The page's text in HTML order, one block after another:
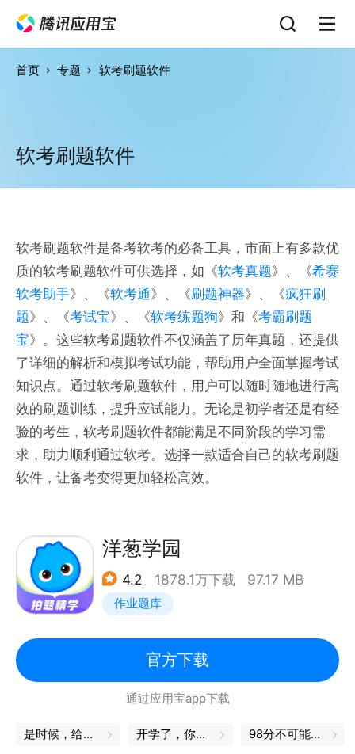
首页 专题 软考刷题软件
软考刷题软件
软考刷题软件是备考软考的必备工具，市面上有多款优
质的软考刷题软件可供选择，如《软考真题》、《希赛
软考助手》、《软考通》、《刷题神器》、《疯狂刷
题》、《考试宝》、《软考练题狗》和《考霸刷题
宝》。这些软考刷题软件不仅涵盖了历年真题，还提供
了详细的解析和模拟考试功能，帮助用户全面掌握考试
知识点。通过软考刷题软件，用户可以随时随地进行高
效的刷题训练，提升应试能力。无论是初学者还是有经
验的考生，软考刷题软件都能满足不同阶段的学习需
求，助力顺利通过软考。选择一款适合自己的软考刷题
软件，让备考变得更加轻松高效。
洋葱学园
4.2 1878.1万下载 97.17 MB
作业题库
官方下载
通过应用宝app下载
是时候，给自己充充电了 开学了，你的书皮买好了吗 98分不可能的，我都是100分